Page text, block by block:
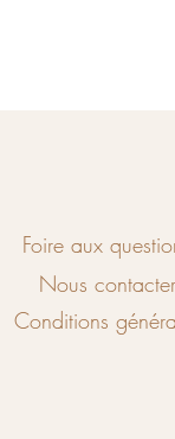
Foire aux
Nous contacter
Conditions